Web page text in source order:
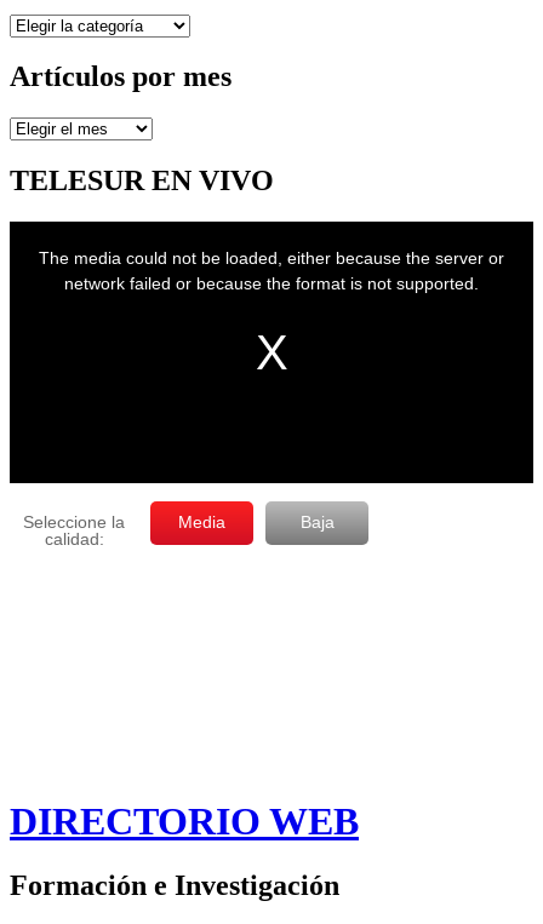
Secciones
Artículos por mes
Artículos
mes
TELESUR EN VIVO
DIRECTORIO WEB
Formación e Investigación